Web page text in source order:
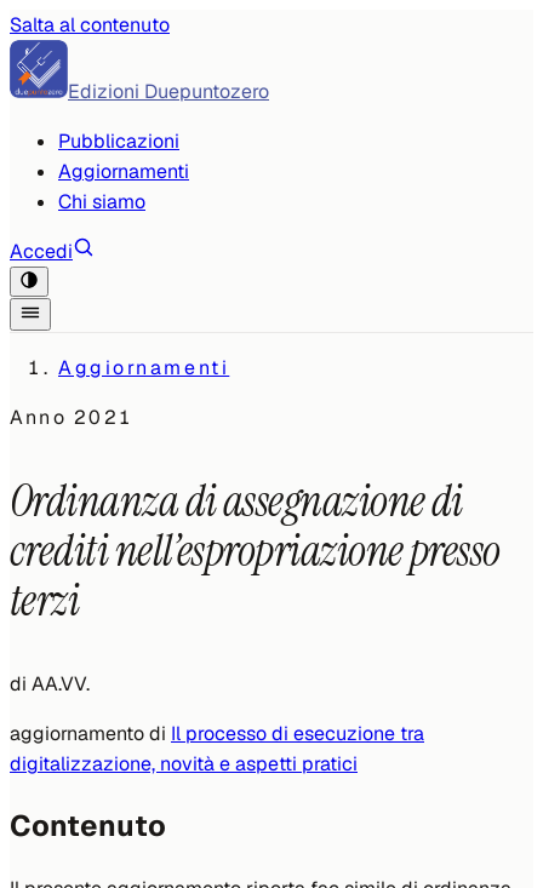
Salta al contenuto
Edizioni Duepuntozero
Pubblicazioni
Aggiornamenti
Chi siamo
Accedi
Aggiornamenti
Anno2021
Ordinanza di assegnazione di
crediti nell’espropriazione presso
terzi
di AA.VV.
aggiornamento di Il processo di esecuzione tra
digitalizzazione, novità e aspetti pratici
Contenuto